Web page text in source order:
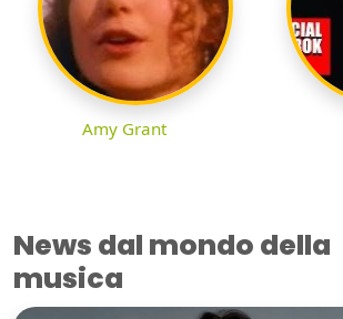
Amy Grant
News dal mondo della
musica